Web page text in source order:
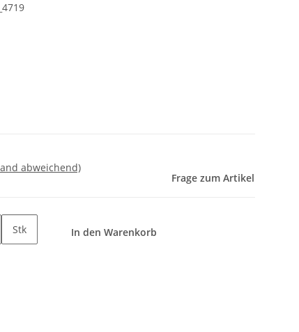
abweichend)
Frage zum Artikel
Stk In den Warenkorb